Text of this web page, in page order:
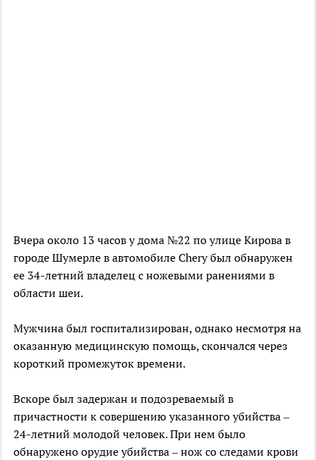
Вчера около 13 часов у дома №22 по улице Кирова в
городе Шумерле в автомобиле Chery был обнаружен
ее 34-летний владелец с ножевыми ранениями в
области шеи.
Мужчина был госпитализирован, однако несмотря на
оказанную медицинскую помощь, скончался через
короткий промежуток времени.
Вскоре был задержан и подозреваемый в
причастности к совершению указанного убийства –
24-летний молодой человек. При нем было
обнаружено орудие убийства – нож со следами крови